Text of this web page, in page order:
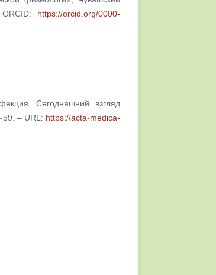
ORCID: https://orcid.org/0000-
Сегодняшний взгляд
– URL: https://acta-medica-